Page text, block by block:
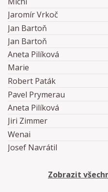
Jaromír Vrkoč
Jan Bartoň
Jan Bartoň
Aneta Pilíková
Marie
Robert Paták
Pavel Prymerau
Aneta Pilíková
Jiri Zimmer
Wenai
Josef Navrátil
Josef NavrátilZobrazit